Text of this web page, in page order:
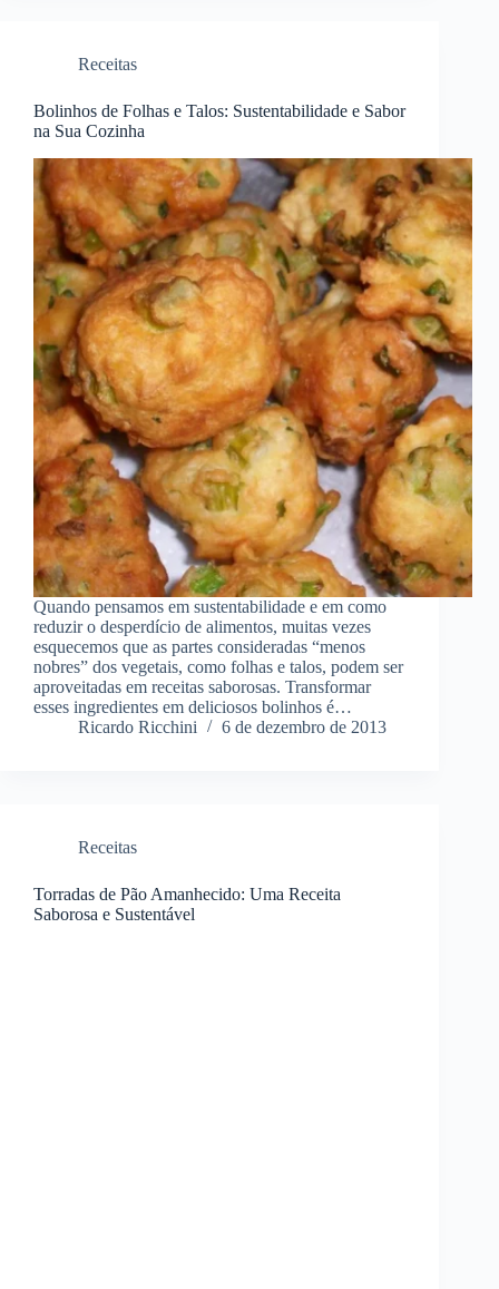
Receitas
Bolinhos de Folhas e Talos: Sustentabilidade e Sabor
na Sua Cozinha
Quando pensamos em sustentabilidade e em como
reduzir o desperdício de alimentos, muitas vezes
esquecemos que as partes consideradas “menos
nobres” dos vegetais, como folhas e talos, podem ser
aproveitadas em receitas saborosas. Transformar
esses ingredientes em deliciosos bolinhos é…
Ricardo Ricchini
6 de dezembro de 2013
Receitas
Torradas de Pão Amanhecido: Uma Receita
Saborosa e Sustentável